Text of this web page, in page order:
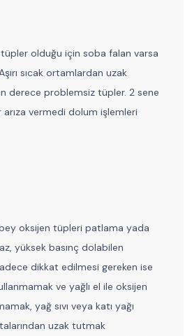
tüpler olduğu için soba falan varsa
sıcak ortamlardan uzak
derece problemsiz tüpler. 2 sene
vermedi dolum işlemleri
oksijen tüpleri patlama yada
yüksek basınç dolabilen
dikkat edilmesi gereken ise
ve yağlı el ile oksijen
yağ sıvı veya katı yağı
uzak tutmak